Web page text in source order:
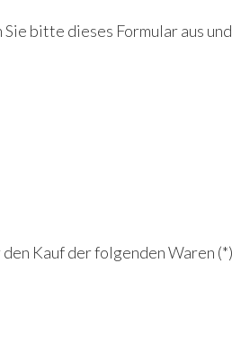
bitte dieses Formular aus und
Kauf der folgenden Waren